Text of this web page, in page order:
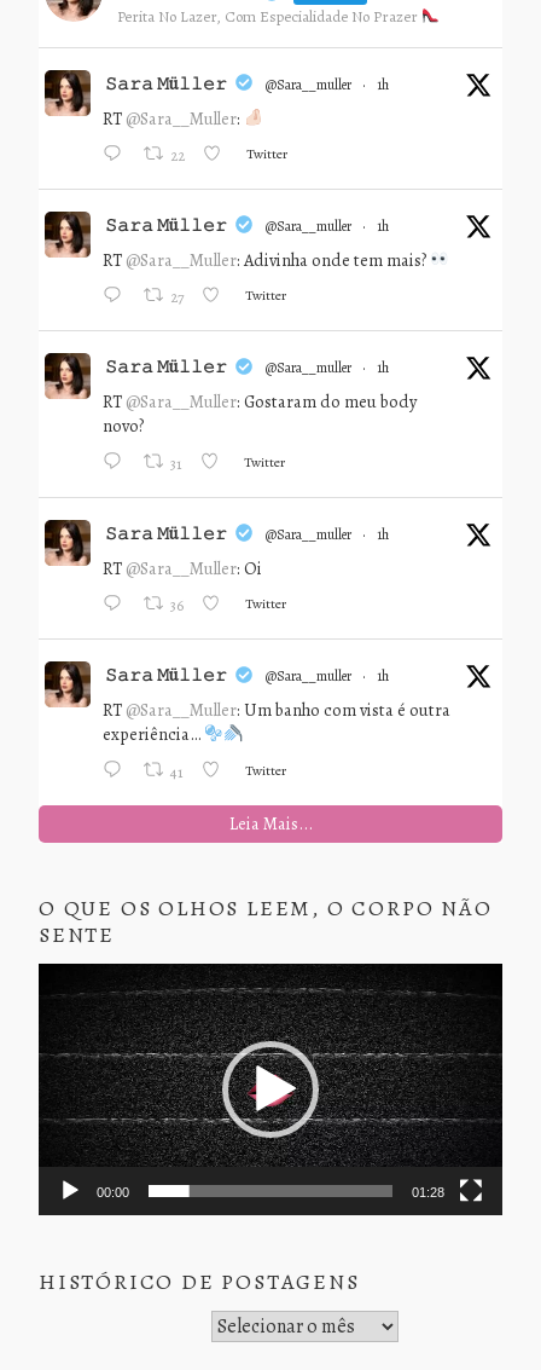
Perita No Lazer, Com Especialidade No Prazer
𝚂𝚊𝚛𝚊 𝙼ü𝚕𝚕𝚎𝚛 @sara__muller · 1h
RT @Sara__Muller:
22 Twitter
𝚂𝚊𝚛𝚊 𝙼ü𝚕𝚕𝚎𝚛 @sara__muller · 1h
RT @Sara__Muller: Adivinha onde tem mais?
27 Twitter
𝚂𝚊𝚛𝚊 𝙼ü𝚕𝚕𝚎𝚛 @sara__muller · 1h
RT @Sara__Muller: Gostaram do meu body
novo?
31 Twitter
𝚂𝚊𝚛𝚊 𝙼ü𝚕𝚕𝚎𝚛 @sara__muller · 1h
RT @Sara__Muller: Oi
36 Twitter
𝚂𝚊𝚛𝚊 𝙼ü𝚕𝚕𝚎𝚛 @sara__muller · 1h
RT @Sara__Muller: Um banho com vista é outra
experiência…
41 Twitter
Leia Mais...
O QUE OS OLHOS LEEM, O CORPO NÃO
SENTE
de
vídeo
00:00 01:28
HISTÓRICO DE POSTAGENS